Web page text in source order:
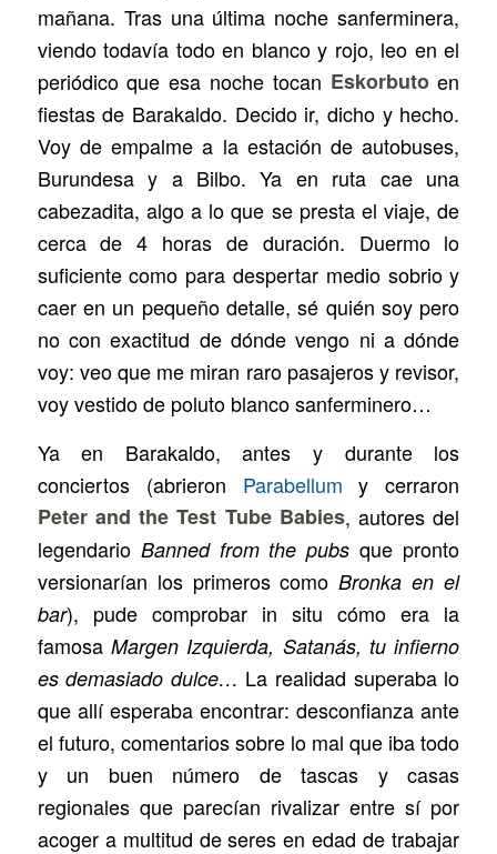
mañana. Tras una última noche sanferminera,
viendo todavía todo en blanco y rojo, leo en el
periódico que esa noche tocan Eskorbutoen
fiestas de Barakaldo. Decido ir, dicho y hecho.
Voy de empalme a la estación de autobuses,
Burundesa y a Bilbo. Ya en ruta cae una
cabezadita, algo a lo que se presta el viaje, de
cerca de 4 horas de duración. Duermo lo
suficiente como para despertar medio sobrio y
caer en un pequeño detalle, sé quién soy pero
no con exactitud de dónde vengo ni a dónde
voy: veo que me miran raro pasajeros y revisor,
voy vestido de poluto blanco sanferminero…
Ya en Barakaldo, antes y durante los
conciertos (abrieron Parabellum y cerraron
Peter and the Test Tube Babies, autores del
legendario Banned from the pubs que pronto
versionarían los primeros comoBronka en el
bar), pude comprobar in situ cómo era la
famosa Margen Izquierda, Satanás, tu infierno
es demasiado dulce… La realidad superaba lo
que allí esperaba encontrar: desconfianza ante
el futuro, comentarios sobre lo mal que iba todo
y un buen número de tascas y casas
regionales que parecían rivalizar entre sí por
acoger a multitud de seres en edad de trabajar